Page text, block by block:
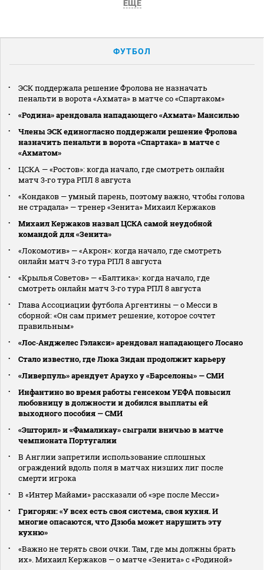
ЕЩЕ
ФУТБОЛ
ЭСК поддержала решение Фролова не назначать
пенальти в ворота «Ахмата» в матче со «Спартаком»
«Родина» арендовала нападающего «Ахмата» Мансилью
Члены ЭСК единогласно поддержали решение Фролова
назначить пенальти в ворота «Спартака» в матче с
«Ахматом»
ЦСКА — «Ростов»: когда начало, где смотреть онлайн
матч 3‑го тура РПЛ 8 августа
«Кондаков — умный парень, поэтому важно, чтобы голова
не страдала» — тренер «Зенита» Михаил Кержаков
Михаил Кержаков назвал ЦСКА самой неудобной
командой для «Зенита»
«Локомотив» — «Акрон»: когда начало, где смотреть
онлайн матч 3‑го тура РПЛ 8 августа
«Крылья Советов» — «Балтика»: когда начало, где
смотреть онлайн матч 3‑го тура РПЛ 8 августа
Глава Ассоциации футбола Аргентины — о Месси в
сборной: «Он сам примет решение, которое сочтет
правильным»
«Лос‑Анджелес Гэлакси» арендовал нападающего Лосано
Стало известно, где Люка Зидан продолжит карьеру
«Ливерпуль» арендует Араухо у «Барселоны» — СМИ
Инфантино во время работы генсеком УЕФА повысил
любовницу в должности и добился выплаты ей
выходного пособия — СМИ
«Эшторил» и «Фамаликау» сыграли вничью в матче
чемпионата Португалии
В Англии запретили использование сплошных
ограждений вдоль поля в матчах низших лиг после
смерти игрока
В «Интер Майами» рассказали об «эре после Месси»
Григорян: «У всех есть своя система, своя кухня. И
многие опасаются, что Дзюба может нарушить эту
кухню»
«Важно не терять свои очки. Там, где мы должны брать
их». Михаил Кержаков — о матче «Зенита» с «Родиной»